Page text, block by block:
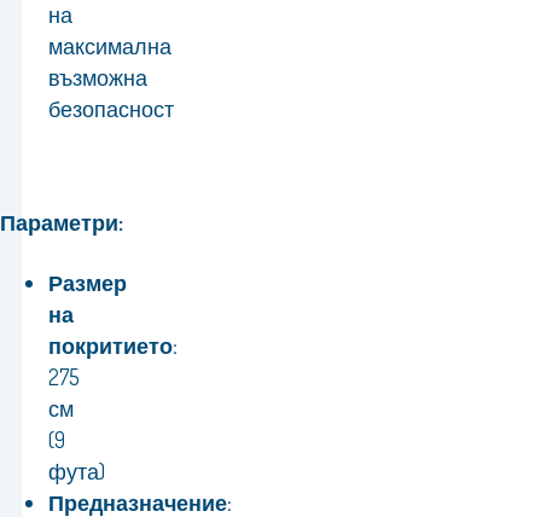
на
максимална
възможна
безопасност
Параметри:
Размер
на
покритието:
275
см
(9
фута)
Предназначение: